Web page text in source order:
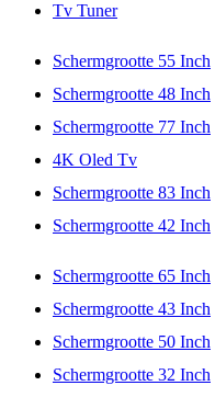
Tv Tuner
Schermgrootte 55 Inch
Schermgrootte 48 Inch
Schermgrootte 77 Inch
4K Oled Tv
Schermgrootte 83 Inch
Schermgrootte 42 Inch
Schermgrootte 65 Inch
Schermgrootte 43 Inch
Schermgrootte 50 Inch
Schermgrootte 32 Inch